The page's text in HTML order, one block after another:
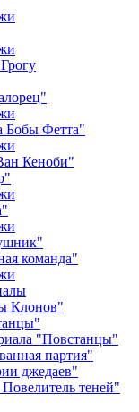
Бобы Фетта"
Кеноби"
команда"
Клонов"
"Повстанцы"
партия"
джедаев"
теней"